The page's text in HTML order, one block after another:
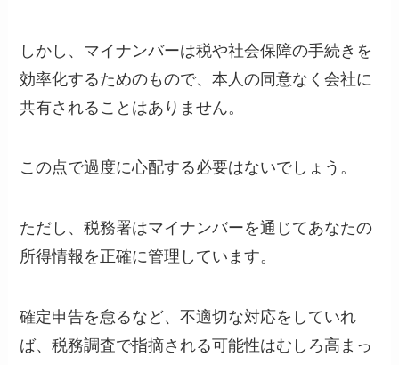
しかし、マイナンバーは税や社会保障の手続きを
効率化するためのもので、本人の同意なく会社に
共有されることはありません。
この点で過度に心配する必要はないでしょう。
ただし、税務署はマイナンバーを通じてあなたの
所得情報を正確に管理しています。
確定申告を怠るなど、不適切な対応をしていれ
ば、税務調査で指摘される可能性はむしろ高まっ